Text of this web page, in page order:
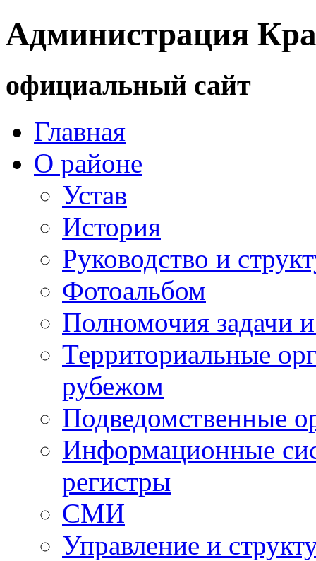
Администрация
официальный сайт
Главная
О районе
Устав
История
Руководство и
Фотоальбом
Полномочия задачи
Территориальные
рубежом
Подведомственные
Информационные
регистры
СМИ
Управление и